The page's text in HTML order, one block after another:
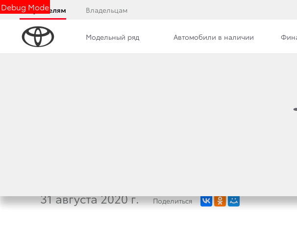
Debug Mode
Покупателям Владельцам
Модельный ряд Автомобили в наличии
ВСЕМИРНЫЙ УСПЕХ И
СТАРТУЮТ ПРОДАЖИ
31 августа 2020 г. Поделиться